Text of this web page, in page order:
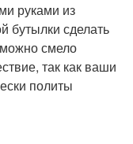
руками из
бутылки сделать
смело
так как ваши
политы